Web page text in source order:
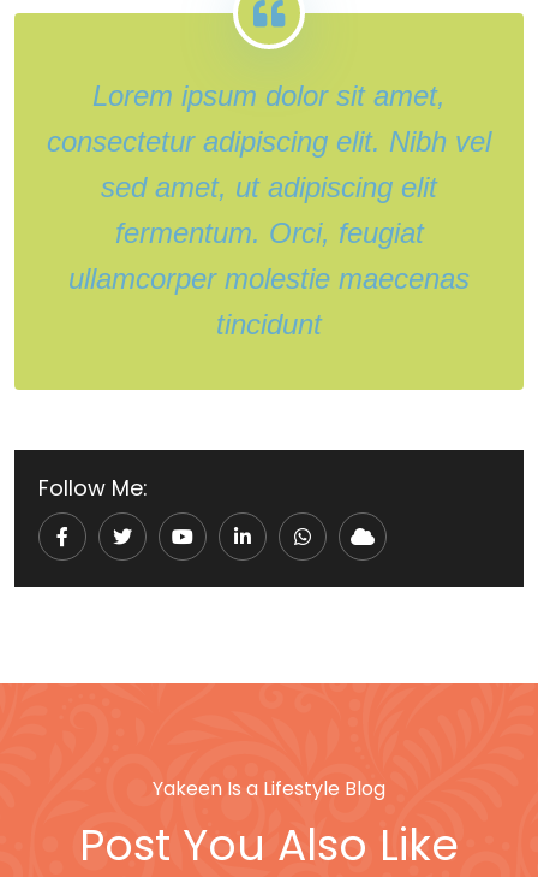
Lorem ipsum dolor sit amet,
consectetur adipiscing elit. Nibh vel
sed amet, ut adipiscing elit
fermentum. Orci, feugiat
ullamcorper molestie maecenas
tincidunt
Follow Me:
YoutubeLinkedInWhatsapp
Cloud
Yakeen Is a Lifestyle Blog
Post You Also Like